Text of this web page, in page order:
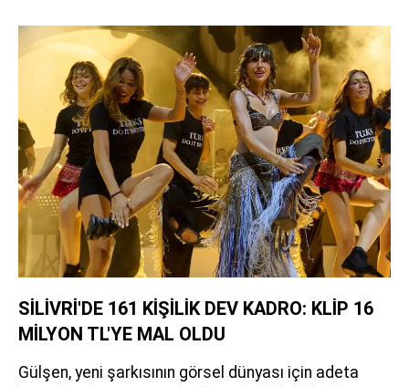
SİLİVRİ'DE 161 KİŞİLİK DEV KADRO: KLİP 16
MİLYON TL'YE MAL OLDU
Gülşen, yeni şarkısının görsel dünyası için adeta